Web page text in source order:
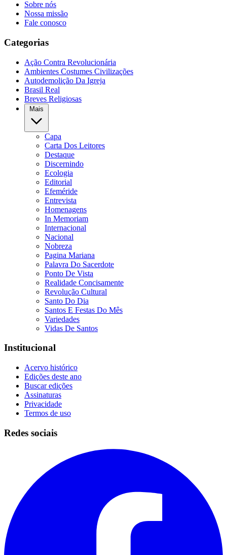
Sobre nós
Nossa missão
Fale conosco
Categorias
Ação Contra Revolucionária
Ambientes Costumes Civilizações
Autodemolição Da Igreja
Brasil Real
Breves Religiosas
Mais
Capa
Carta Dos Leitores
Destaque
Discernindo
Ecologia
Editorial
Efeméride
Entrevista
Homenagens
In Memoriam
Internacional
Nacional
Nobreza
Pagina Mariana
Palavra Do Sacerdote
Ponto De Vista
Realidade Concisamente
Revolução Cultural
Santo Do Dia
Santos E Festas Do Mês
Variedades
Vidas De Santos
Institucional
Acervo histórico
Edições deste ano
Buscar edições
Assinaturas
Privacidade
Termos de uso
Redes sociais